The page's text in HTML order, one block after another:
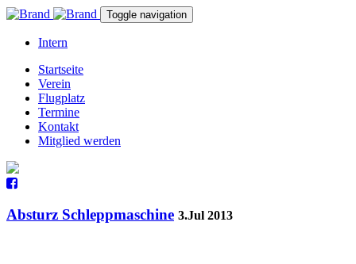
Toggle navigation
Intern
Startseite
Verein
Flugplatz
Termine
Kontakt
Mitglied werden
Absturz Schleppmaschine 3.Jul 2013